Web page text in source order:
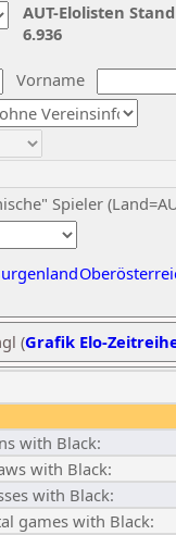
Vorname
Spieler
AUT-Elolisten
6.936
(Grafik Elo-
with Black:
with Black:
with Black:
games with Black: